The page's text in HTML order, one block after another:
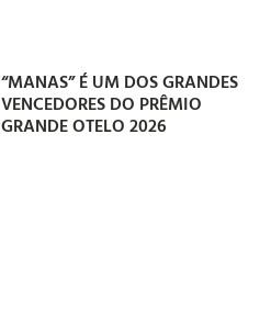
“MANAS” É UM DOS GRANDES
VENCEDORES DO PRÊMIO
GRANDE OTELO 2026